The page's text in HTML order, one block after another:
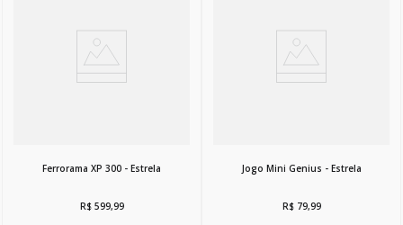
Ferrorama XP 300 - Estrela
R$ 599,99
Jogo Mini Genius - Estrela
R$ 79,99